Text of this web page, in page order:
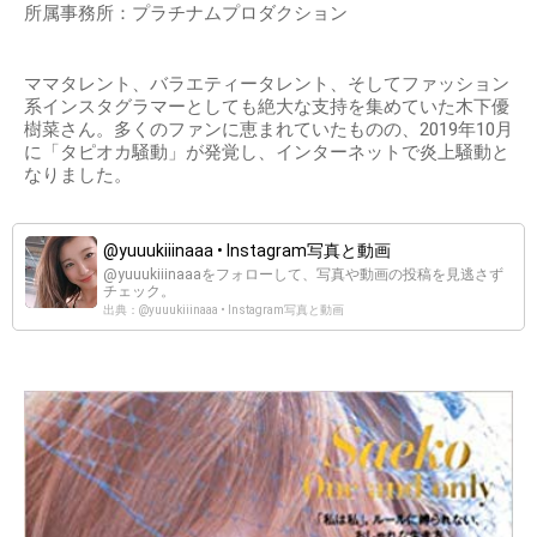
所属事務所：プラチナムプロダクション
ママタレント、バラエティータレント、そしてファッション
系インスタグラマーとしても絶大な支持を集めていた木下優
樹菜さん。多くのファンに恵まれていたものの、2019年10月
に「タピオカ騒動」が発覚し、インターネットで炎上騒動と
なりました。
@yuuukiiinaaa • Instagram写真と動画
@yuuukiiinaaaをフォローして、写真や動画の投稿を見逃さず
チェック。
出典：@yuuukiiinaaa • Instagram写真と動画